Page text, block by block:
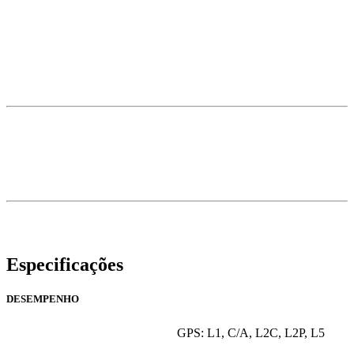
Especificações
DESEMPENHO
GPS: L1, C/A, L2C, L2P, L5